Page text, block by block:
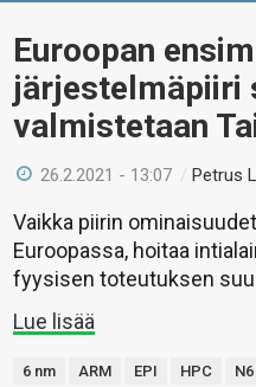
Euroopan
järjestelmäpiiri
valmistetaan
26.2.2021 - 13:07 /Petrus
Vaikka piirin
Euroopassa, hoitaa
fyysisen toteutuksen
Lue lisää
6 nm ARM EPI HPC N6